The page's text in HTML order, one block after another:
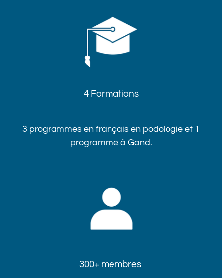
4 Formations
3 programmes en français en podologie et 1
programme à Gand.​​
300+ membres